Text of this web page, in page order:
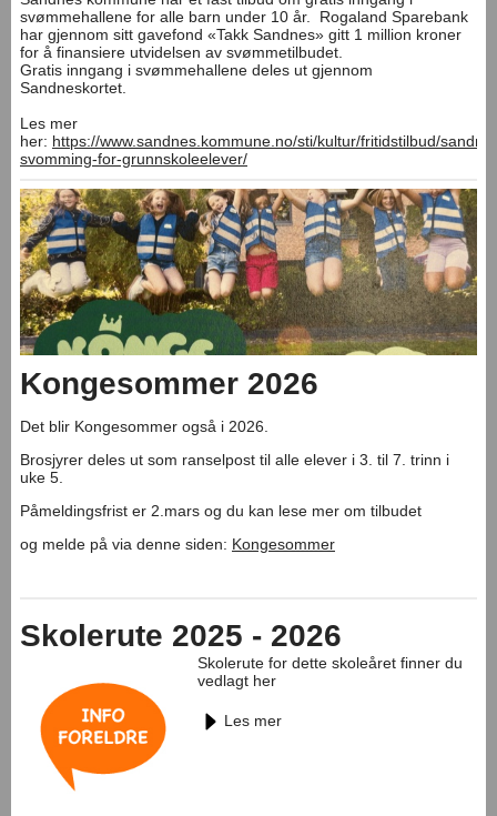
svømmehallene for alle barn under 10 år. Rogaland Sparebank
har gjennom sitt gavefond «Takk Sandnes» gitt 1 million kroner
for å finansiere utvidelsen av svømmetilbudet.
Gratis inngang i svømmehallene deles ut gjennom
Sandneskortet.
Les mer
her: https://www.sandnes.kommune.no/sti/kultur/fritidstilbud/
svomming-for-grunnskoleelever/
Kongesommer 2026
Det blir Kongesommer også i 2026.
Brosjyrer deles ut som ranselpost til alle elever i 3. til 7. trinn i
uke 5.
Påmeldingsfrist er 2.mars og du kan lese mer om tilbudet
og melde på via denne siden: Kongesommer
Skolerute 2025 - 2026
Skolerute for dette skoleåret finner du
vedlagt her
Les mer